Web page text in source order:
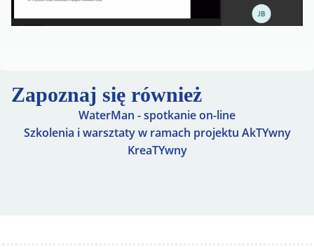
Zapoznaj się również
WaterMan - spotkanie on-line
Szkolenia i warsztaty w ramach projektu AkTYwny
KreaTYwny